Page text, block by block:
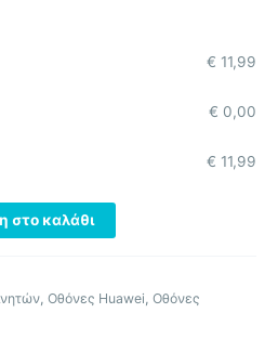
11,99
€
0,00
€
11,99
€
στο καλάθι
, Οθόνες Huawei, Οθόνες